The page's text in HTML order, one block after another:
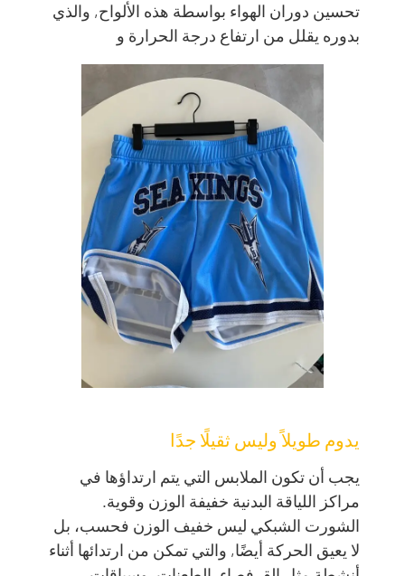
تحسين دوران الهواء بواسطة هذه الألواح, والذي
بدوره يقلل من ارتفاع درجة الحرارة و
يدوم طويلاً وليس ثقيلًا جدًا
يجب أن تكون الملابس التي يتم ارتداؤها في
مراكز اللياقة البدنية خفيفة الوزن وقوية.
الشورت الشبكي ليس خفيف الوزن فحسب، بل
لا يعيق الحركة أيضًا, والتي تمكن من ارتدائها أثناء